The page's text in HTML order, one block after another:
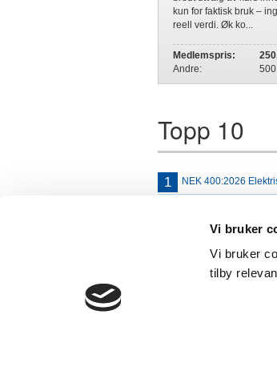
Vi bruker
Vi bruker
tilby
kun for faktisk bruk –
reell verdi. Øk ko...
Medlemspris:
Andre:
Topp 10
1 NEK 400:2026
NEK 399:2026
Boliginstallasjoner -